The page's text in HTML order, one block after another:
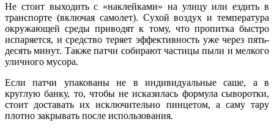
Не стоит выходить с «наклейками» на улицу или ездить в
транспорте (включая самолет). Сухой воздух и температура
окружающей среды приводят к тому, что пропитка быстро
испаряется, и средство теряет эффективность уже через пять-
десять минут. Также патчи собирают частицы пыли и мелкого
уличного мусора.
Если патчи упакованы не в индивидуальные саше, а в
круглую банку, то, чтобы не исказилась формула сыворотки,
стоит доставать их исключительно пинцетом, а саму тару
плотно закрывать после использования.